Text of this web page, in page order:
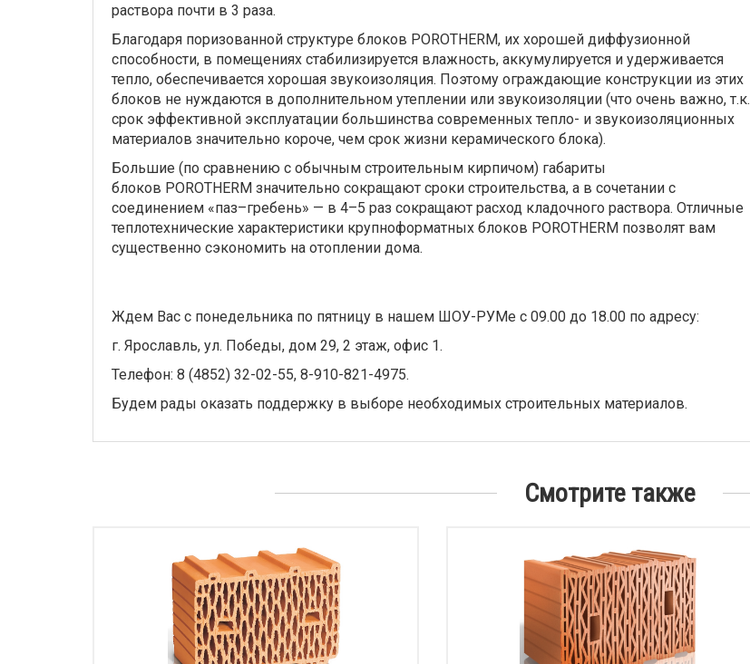
раствора почти в 3 раза.
Благодаря поризованной структуре блоков POROTHERM, их хорошей диффузионной
способности, в помещениях стабилизируется влажность, аккумулируется и удерживается
тепло, обеспечивается хорошая звукоизоляция. Поэтому ограждающие конструкции из этих
блоков не нуждаются в дополнительном утеплении или звукоизоляции (что очень важно, т.к.
срок эффективной эксплуатации большинства современных тепло- и звукоизоляционных
материалов значительно короче, чем срок жизни керамического блока).
Большие (по сравнению с обычным строительным кирпичом) габариты
блоков POROTHERM значительно сокращают сроки строительства, а в сочетании с
соединением «паз–гребень» — в 4–5 раз сокращают расход кладочного раствора. Отличные
теплотехнические характеристики крупноформатных блоков POROTHERM позволят вам
существенно сэкономить на отоплении дома.
Ждем Вас с понедельника по пятницу в нашем ШОУ-РУМе с 09.00 до 18.00 по адресу:
г. Ярославль, ул. Победы, дом 29, 2 этаж, офис 1.
Телефон: 8 (4852) 32-02-55, 8-910-821-4975.
Будем рады оказать поддержку в выборе необходимых строительных материалов.
Смотрите также